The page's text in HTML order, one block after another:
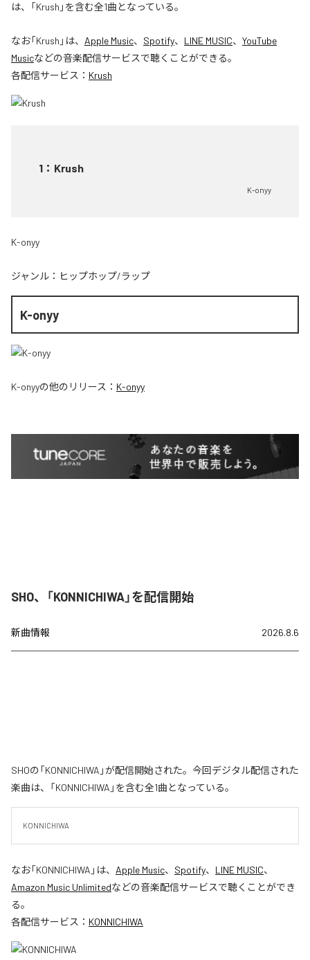
は、「Krush」を含む全1曲となっている。
なお「Krush 」は、 Apple Music、 Spotify、 LINE MUSIC、 YouTube
Musicなどの音楽配信サービスで聴くことができる。
各配信サービス： Krush
1 ： Krush
K-onyy
K-onyy
ジャンル： ヒップホップ/ラップ
K-onyy
K-onyyの他のリリース： K-onyy
SHO、「KONNICHIWA」を配信開始
新曲情報 2026.8.6
SHOの「KONNICHIWA」が配信開始された。今回デジタル配信された
楽曲は、「KONNICHIWA」を含む全1曲となっている。
KONNICHIWA
なお「KONNICHIWA 」は、 Apple Music、 Spotify、 LINE MUSIC、
Amazon Music Unlimitedなどの音楽配信サービスで聴くことができ
る。
各配信サービス： KONNICHIWA